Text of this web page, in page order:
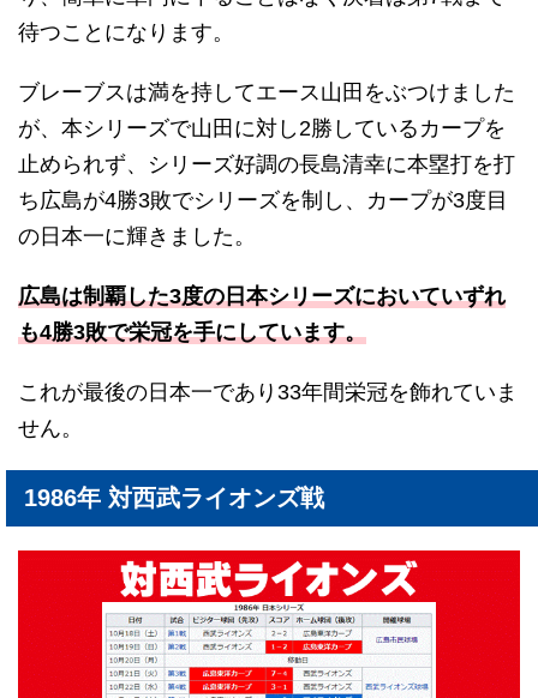
待つことになります。
ブレーブスは満を持してエース山田をぶつけました
が、本シリーズで山田に対し2勝しているカープを
止められず、シリーズ好調の長島清幸に本塁打を打
ち広島が4勝3敗でシリーズを制し、カープが3度目
の日本一に輝きました。
広島は制覇した3度の日本シリーズにおいていずれ
も4勝3敗で栄冠を手にしています。
これが最後の日本一であり33年間栄冠を飾れていま
せん。
1986年 対西武ライオンズ戦